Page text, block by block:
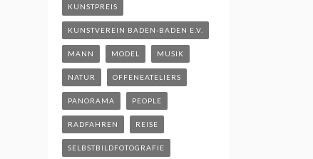
KUNSTPREIS
KUNSTVEREIN BADEN-BADEN E.V.
MANN MODEL MUSIK
NATUR OFFENEATELIERS
PANORAMA PEOPLE
RADFAHREN REISE
SELBSTBILDFOTOGRAFIE